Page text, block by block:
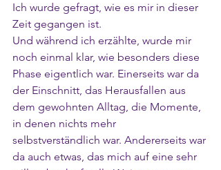
Ich wurde gefragt, wie es mir in dieser
Zeit gegangen ist.
Und während ich erzählte, wurde mir
noch einmal klar, wie besonders diese
Phase eigentlich war. Einerseits war da
der Einschnitt, das Herausfallen aus
dem gewohnten Alltag, die Momente,
in denen nichts mehr
selbstverständlich war. Andererseits war
da auch etwas, das mich auf eine sehr